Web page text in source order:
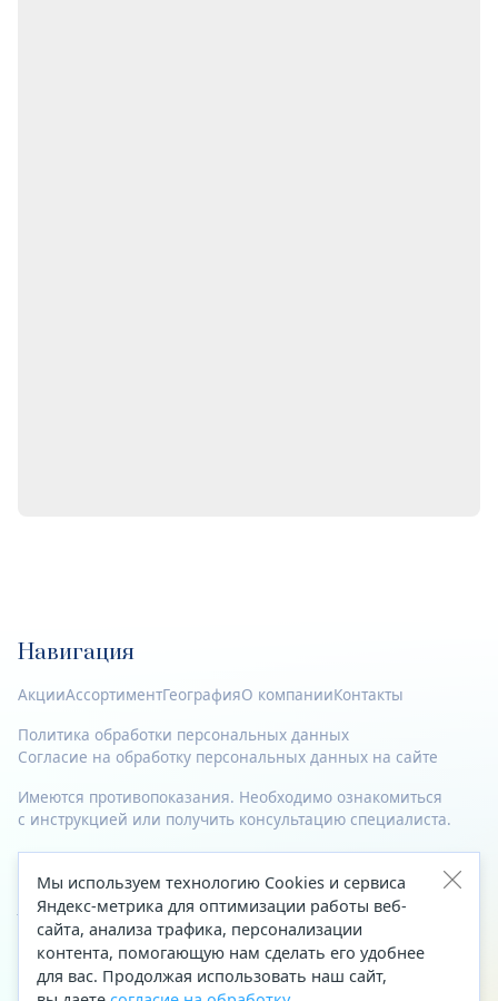
Навигация
АкцииАссортиментГеографияО компанииКонтакты
Политика обработки персональных данных
Согласие на обработку персональных данных на сайте
Имеются противопоказания. Необходимо ознакомиться
с инструкцией или получить консультацию специалиста.
© 2023—2026 Все права защищены.
Адрес
Архангельск, ул. Папанина, д. 19 (вход в здание со стороны
автоцентра «Тойота»)
Мы используем технологию Cookies и сервиса
Яндекс-метрика для оптимизации работы веб-
сайта, анализа трафика, персонализации
контента, помогающую нам сделать его удобнее
для вас. Продолжая использовать наш сайт,